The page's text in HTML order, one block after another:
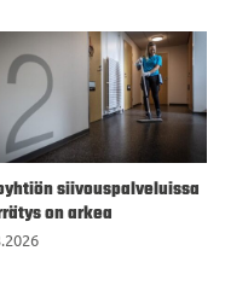
siivouspalveluissa
on arkea